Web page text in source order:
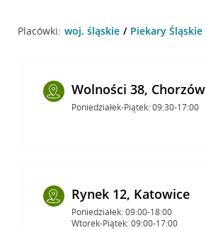
Placówki: woj. śląskie Piekary Śląskie
Wolności 38, Chorzów
Poniedziałek-Piątek: 09:30-17:00
Rynek 12, Katowice
Poniedziałek: 09:00-18:00
Wtorek-Piątek: 09:00-17:00